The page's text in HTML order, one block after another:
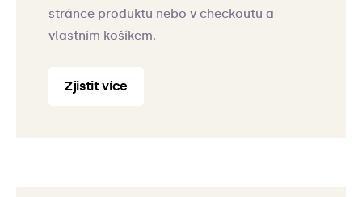
stránce produktu nebo v checkoutu a
vlastním košíkem.
Zjistit více